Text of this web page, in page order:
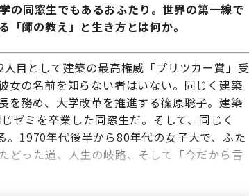
の同窓生でもあるおふたり。世界の第一線で
師の教え」と生き方とは何か。
目として建築の最高権威「プリツカー賞」受
女の名前を知らない者はいない。同じく建築
を務め、大学改革を推進する篠原聡子。建築
ゼミを卒業した同窓生だ。そして、同じく
。1970年代後半から80年代の女子大で、ふた
どった道、人生の岐路、そして「今だから言